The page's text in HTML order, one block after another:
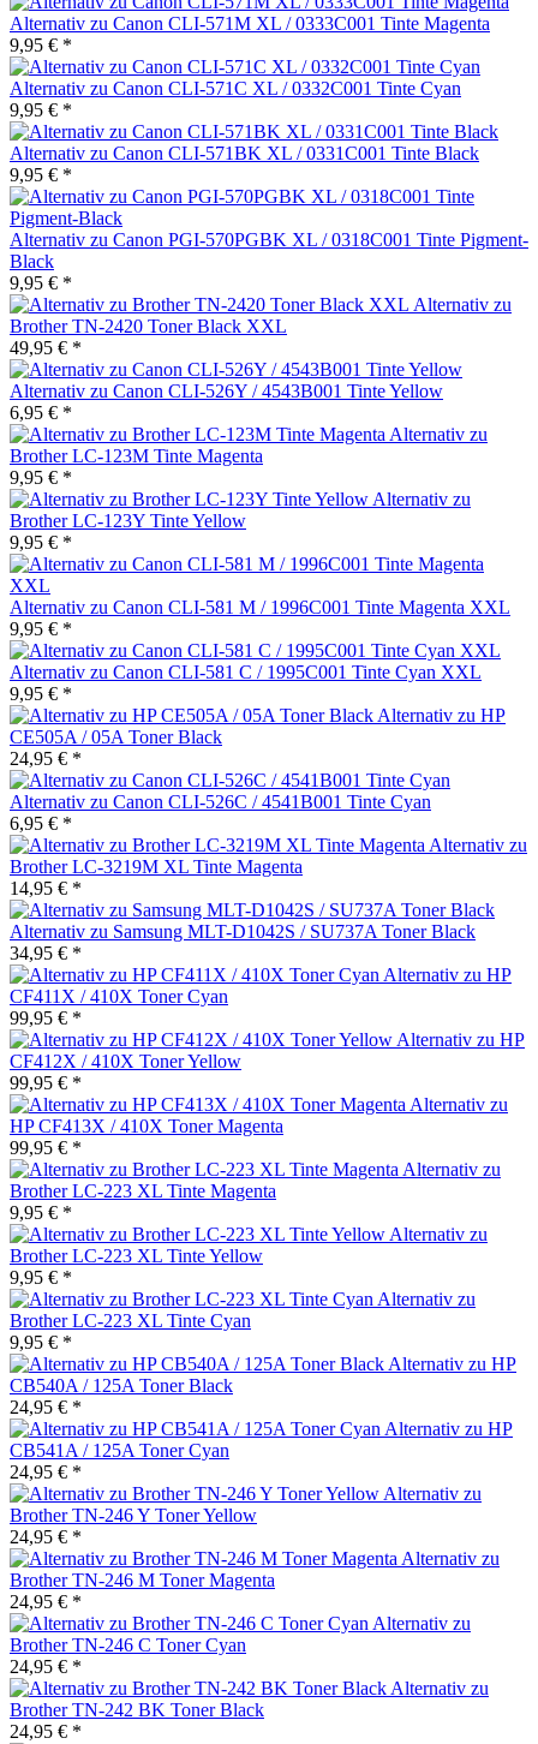
Alternativ zu Canon CLI-571M XL / 0333C001 Tinte Magenta
9,95 € *
Alternativ zu Canon CLI-571C XL / 0332C001 Tinte Cyan
9,95 € *
Alternativ zu Canon CLI-571BK XL / 0331C001 Tinte Black
9,95 € *
Alternativ zu Canon PGI-570PGBK XL / 0318C001 Tinte Pigment-
Black
9,95 € *
Alternativ zu
Brother TN-2420 Toner Black XXL
49,95 € *
Alternativ zu Canon CLI-526Y / 4543B001 Tinte Yellow
6,95 € *
Alternativ zu
Brother LC-123M Tinte Magenta
9,95 € *
Alternativ zu
Brother LC-123Y Tinte Yellow
9,95 € *
Alternativ zu Canon CLI-581 M / 1996C001 Tinte Magenta XXL
9,95 € *
Alternativ zu Canon CLI-581 C / 1995C001 Tinte Cyan XXL
9,95 € *
Alternativ zu HP
CE505A / 05A Toner Black
24,95 € *
Alternativ zu Canon CLI-526C / 4541B001 Tinte Cyan
6,95 € *
Alternativ zu
Brother LC-3219M XL Tinte Magenta
14,95 € *
Alternativ zu Samsung MLT-D1042S / SU737A Toner Black
34,95 € *
Alternativ zu HP
CF411X / 410X Toner Cyan
99,95 € *
Alternativ zu HP
CF412X / 410X Toner Yellow
99,95 € *
Alternativ zu
HP CF413X / 410X Toner Magenta
99,95 € *
Alternativ zu
Brother LC-223 XL Tinte Magenta
9,95 € *
Alternativ zu
Brother LC-223 XL Tinte Yellow
9,95 € *
Alternativ zu
Brother LC-223 XL Tinte Cyan
9,95 € *
Alternativ zu HP
CB540A / 125A Toner Black
24,95 € *
Alternativ zu HP
CB541A / 125A Toner Cyan
24,95 € *
Alternativ zu
Brother TN-246 Y Toner Yellow
24,95 € *
Alternativ zu
Brother TN-246 M Toner Magenta
24,95 € *
Alternativ zu
Brother TN-246 C Toner Cyan
24,95 € *
Alternativ zu
Brother TN-242 BK Toner Black
24,95 € *